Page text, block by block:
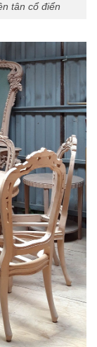
tân cổ điển